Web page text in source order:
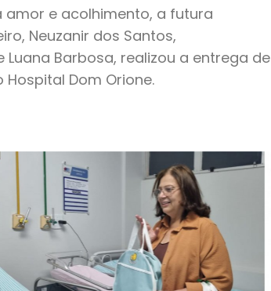
amor e acolhimento, a futura
Neuzanir dos Santos,
Barbosa, realizou a entrega de
Dom Orione.